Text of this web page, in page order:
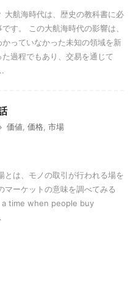
大航海時代は、歴史の教科書に必
す。 この大航海時代の影響は、
かっていなかった未知の領域を新
過程でもあり、交易を通じて
価値 価格 市場
とは、モノの取引が行われる場を
マーケットの意味を調べてみる
when people buy